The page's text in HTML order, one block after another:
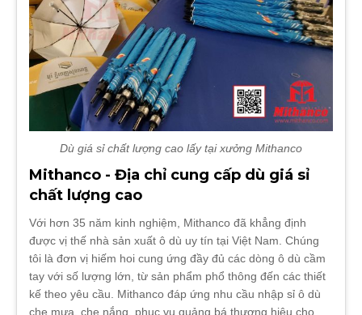
Dù giá sỉ chất lượng cao lấy tại xưởng Mithanco
Mithanco - Địa chỉ cung cấp dù giá sỉ
chất lượng cao
Với hơn 35 năm kinh nghiệm, Mithanco đã khẳng định
được vị thế nhà sản xuất ô dù uy tín tại Việt Nam. Chúng
tôi là đơn vị hiếm hoi cung ứng đầy đủ các dòng ô dù cầm
tay với số lượng lớn, từ sản phẩm phổ thông đến các thiết
kế theo yêu cầu. Mithanco đáp ứng nhu cầu nhập sỉ ô dù
che mưa, che nắng, phục vụ quảng bá thương hiệu cho